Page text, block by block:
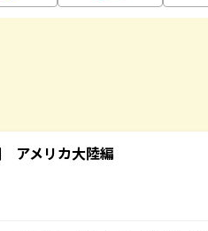
アメリカ大陸編